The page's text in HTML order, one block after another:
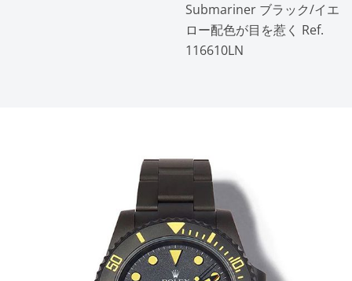
Submariner ブラック/イエ
ロー配色が目を惹く Ref.
116610LN